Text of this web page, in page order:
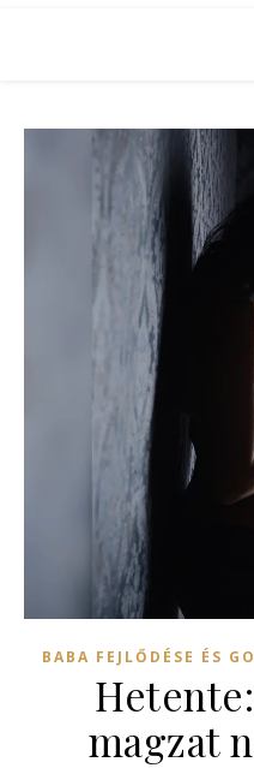
BABA FEJLŐDÉSE ÉS
magzat